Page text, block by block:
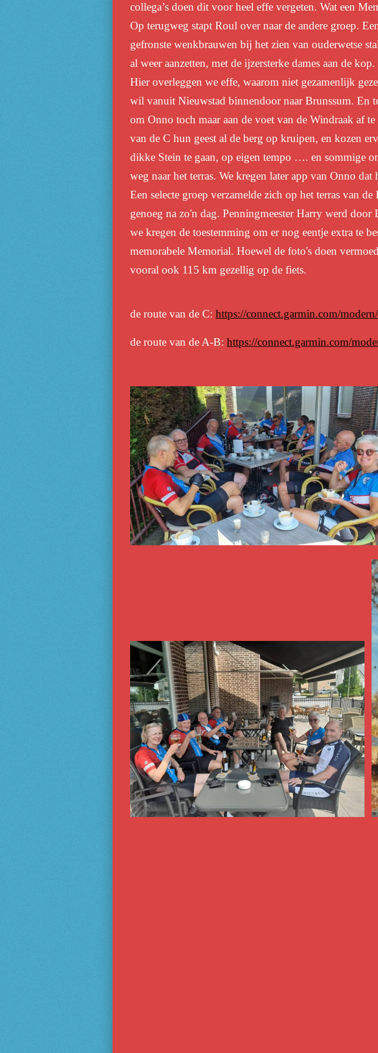
collega’s doen dit voor heel effe vergeten. Wat een
Op terugweg stapt Roul over naar de andere groep.
gefronste wenkbrauwen bij het zien van ouderwetse
al weer aanzetten, met de ijzersterke dames aan de kop.
Hier overleggen we effe, waarom niet gezamenlijk
wil vanuit Nieuwstad binnendoor naar Brunssum. En
om Onno toch maar aan de voet van de Windraak af
van de C hun geest al de berg op kruipen, en kozen
dikke Stein te gaan, op eigen tempo …. en sommige
weg naar het terras. We kregen later app van Onno
Een selecte groep verzamelde zich op het terras van de
genoeg na zo'n dag. Penningmeester Harry werd
we kregen de toestemming om er nog eentje extra te
memorabele Memorial. Hoewel de foto's doen
vooral ook 115 km gezellig op de fiets.
de route van de C: https://connect.garmin.com/
de route van de A-B: https://connect.garmin.com/